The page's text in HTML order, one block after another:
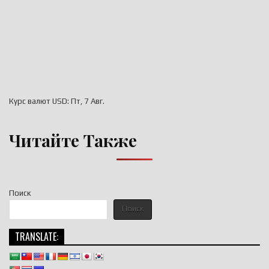
Поиск
Поиск
TRANSLATE:
Курс валют USD: Пт, 7 Авг.
Читайте Также